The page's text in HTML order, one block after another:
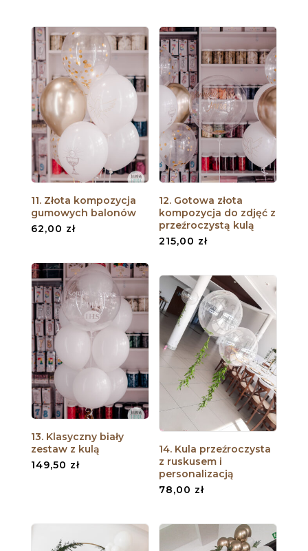
11. Złota kompozycja
gumowych balonów
62,00 zł
12. Gotowa złota
kompozycja do zdjęć z
przeźroczystą kulą
215,00 zł
13. Klasyczny biały
zestaw z kulą
149,50 zł
14. Kula przeźroczysta
z ruskusem i
personalizacją
78,00 zł